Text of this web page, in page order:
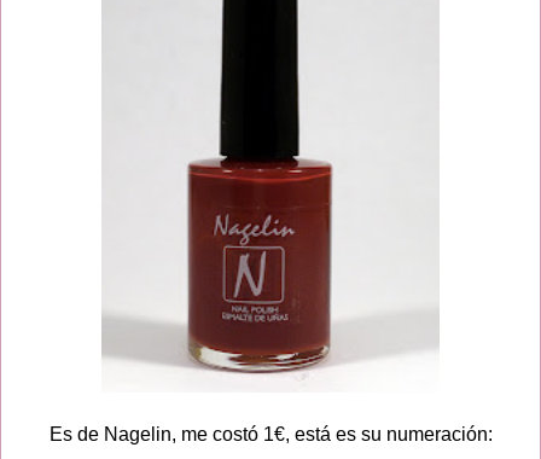
Es de Nagelin, me costó 1€, está es su numeración: